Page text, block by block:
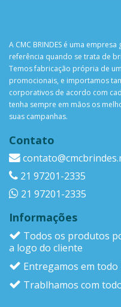
A CMC BRINDES é uma
referência quando se trata de
Temos fabricação própria de
promocionais, e importamos
corporativos de acordo com
tenha sempre em mãos os
suas campanhas.
Contato
21 97201-2335
21 97201-2335
Informações
Todos os produtos
a logo do cliente
Entregamos em todo
Trablhamos com